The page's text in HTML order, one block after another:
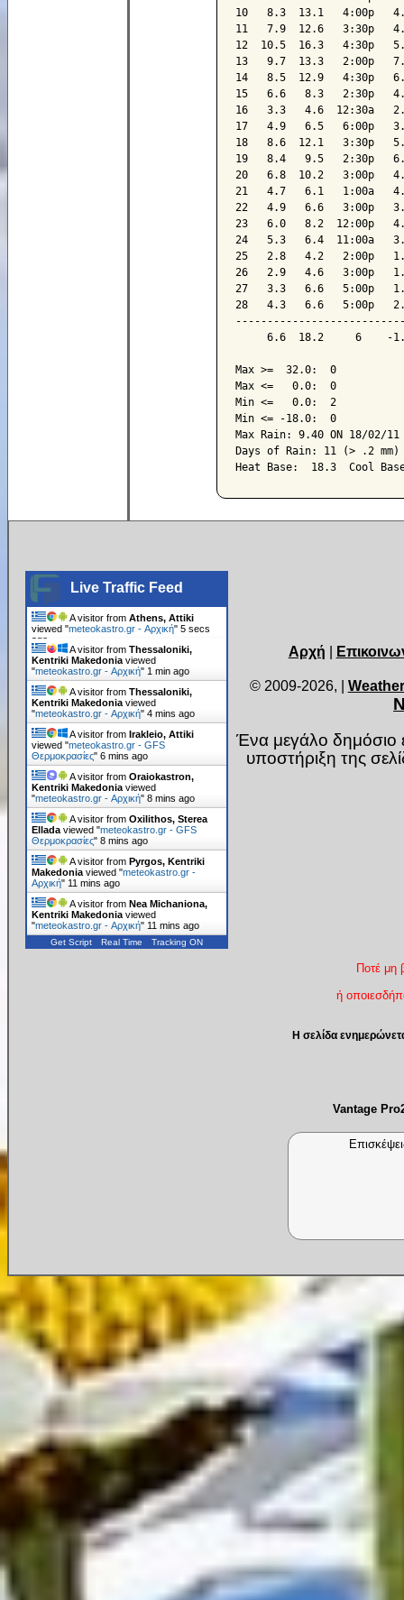
10   8.3  13.1   4:00p
11   7.9  12.6   3:30p
12  10.5  16.3   4:30p
13   9.7  13.3   2:00p
14   8.5  12.9   4:30p
15   6.6   8.3   2:30p
16   3.3   4.6  12:30a
17   4.9   6.5   6:00p
18   8.6  12.1   3:30p
19   8.4   9.5   2:30p
20   6.8  10.2   3:00p
21   4.7   6.1   1:00a
22   4.9   6.6   3:00p
23   6.0   8.2  12:00p
24   5.3   6.4  11:00a
25   2.8   4.2   2:00p
26   2.9   4.6   3:00p
27   3.3   6.6   5:00p
28   4.3   6.6   5:00p
6.6  18.2     6    -
Max >=  32.0:  0
Max <=   0.0:  0
Min <=   0.0:  2
Min <= -18.0:  0
Max Rain: 9.40 ON 18/02/11
Days of Rain: 11 (> .2 mm)
Live Traffic Feed
A visitor fromAthens, Attiki
viewed "meteokastro.gr - Αρχική"7 secs
ago
A visitor fromThessaloniki,
Kentriki Makedonia viewed
"meteokastro.gr - Αρχική" 1 min ago
A visitor fromThessaloniki,
Kentriki Makedonia viewed
"meteokastro.gr - Αρχική"4 mins ago
A visitor fromIrakleio, Attiki
viewed "meteokastro.gr - GFS
Θερμοκρασίες"6 mins ago
A visitor fromOraiokastron,
Kentriki Makedonia viewed
"meteokastro.gr - Αρχική"8 mins ago
A visitor fromOxilithos, Sterea
Ellada viewed "meteokastro.gr - GFS
Θερμοκρασίες"8 mins ago
A visitor fromPyrgos, Kentriki
Makedonia viewed "meteokastro.gr -
Αρχική" 11 mins ago
A visitor fromNea Michaniona,
Kentriki Makedonia viewed
"meteokastro.gr - Αρχική" 11 mins ago
Get Script Real Time Tracking ON
Αρχή |
© 2009-2026, |
Ένα μεγάλο δημόσιο
υποστήριξη της
Ποτέ μη
ή
Η σελίδα
Vantage